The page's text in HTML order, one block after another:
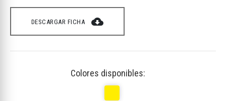
DESCARGAR FICHA cloud_download
Colores disponibles: